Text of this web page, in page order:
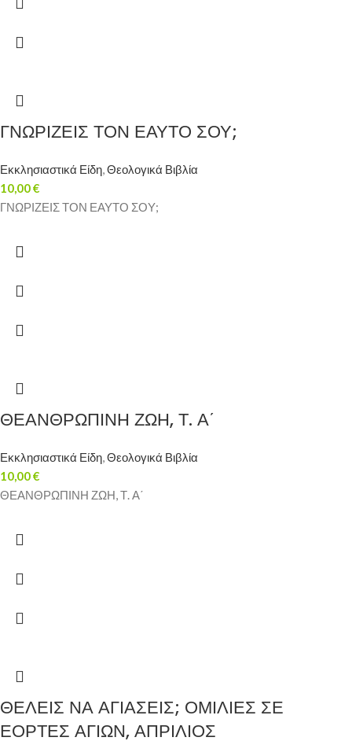
ΓΝΩΡΙΖΕΙΣ ΤΟΝ ΕΑΥΤΟ ΣΟΥ;
Εκκλησιαστικά Είδη,Θεολογικά Βιβλία
10,00€
ΓΝΩΡΙΖΕΙΣ ΤΟΝ ΕΑΥΤΟ ΣΟΥ;
ΘΕΑΝΘΡΩΠΙΝΗ ΖΩΗ, Τ. Α΄
Εκκλησιαστικά Είδη,Θεολογικά Βιβλία
10,00€
ΘΕΑΝΘΡΩΠΙΝΗ ΖΩΗ, Τ. Α΄
ΘΕΛΕΙΣ ΝΑ ΑΓΙΑΣΕΙΣ; ΟΜΙΛΙΕΣ ΣΕ
ΕΟΡΤΕΣ ΑΓΙΩΝ, ΑΠΡΙΛΙΟΣ